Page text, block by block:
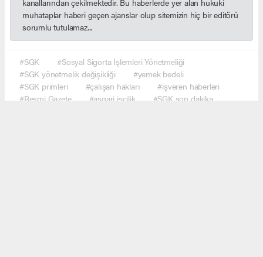
muhataplar haberi geçen ajanslar olup sitemizin hiç bir editörü
sorumlu tutulamaz...
#SGK
#Sosyal Sigorta İşlemleri Yönetmeliği
#SGK yönetmelik değişikliği
#yemek bedeli
#SGK primleri
#çalışan hakları
#işveren haberleri
#Resmi Gazete
#asgari işçilik
#SGK son dakika